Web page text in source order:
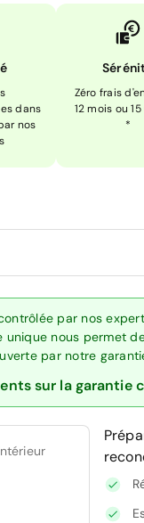
dans
nos
Zéro frais
12 mois ou
*
par nos
unique nous permet
par notre
sur la garantie